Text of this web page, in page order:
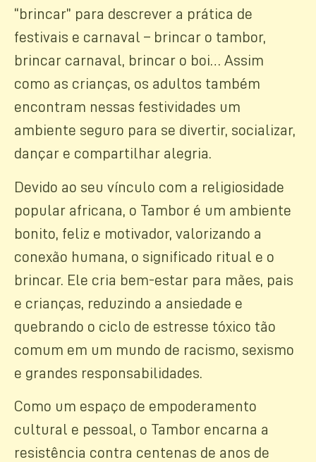
“brincar” para descrever a prática de
festivais e carnaval – brincar o tambor,
brincar carnaval, brincar o boi… Assim
como as crianças, os adultos também
encontram nessas festividades um
ambiente seguro para se divertir, socializar,
dançar e compartilhar alegria.
Devido ao seu vínculo com a religiosidade
popular africana, o Tambor é um ambiente
bonito, feliz e motivador, valorizando a
conexão humana, o significado ritual e o
brincar. Ele cria bem-estar para mães, pais
e crianças, reduzindo a ansiedade e
quebrando o ciclo de estresse tóxico tão
comum em um mundo de racismo, sexismo
e grandes responsabilidades.
Como um espaço de empoderamento
cultural e pessoal, o Tambor encarna a
resistência contra centenas de anos de